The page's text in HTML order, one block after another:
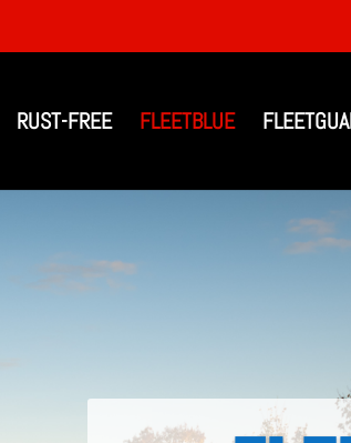
RUST-FREE FLEETBLUE